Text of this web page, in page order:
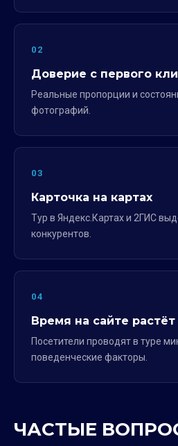
02
Доверие с первого
Реальные пропорции и
фотографий.
03
Карточка на картах
Тур в Яндекс.Картах и 2ГИС
конкурентов.
04
Время на сайте растёт
Посетители проводят в туре
поведенческие факторы.
ЧАСТЫЕ